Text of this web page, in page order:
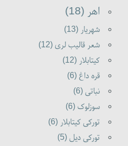
اهر (18)
شهریار (13)
شعر قالیب لری (12)
کیتابلار (12)
قره داغ (6)
نباتی (6)
سوزلوک (6)
تورکی کیتابلار (6)
تورکی دیل (5)